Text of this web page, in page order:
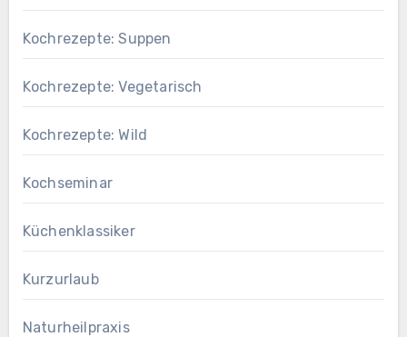
Kochrezepte: Suppen
Kochrezepte: Vegetarisch
Kochrezepte: Wild
Kochseminar
Küchenklassiker
Kurzurlaub
Naturheilpraxis